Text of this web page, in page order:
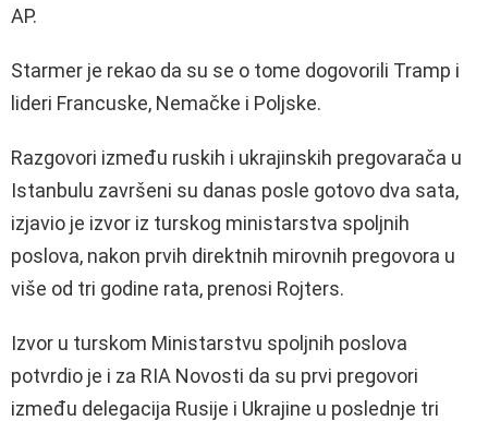
AP.
Starmer je rekao da su se o tome dogovorili Tramp i
lideri Francuske, Nemačke i Poljske.
Razgovori između ruskih i ukrajinskih pregovarača u
Istanbulu završeni su danas posle gotovo dva sata,
izjavio je izvor iz turskog ministarstva spoljnih
poslova, nakon prvih direktnih mirovnih pregovora u
više od tri godine rata, prenosi Rojters.
Izvor u turskom Ministarstvu spoljnih poslova
potvrdio je i za RIA Novosti da su prvi pregovori
između delegacija Rusije i Ukrajine u poslednje tri